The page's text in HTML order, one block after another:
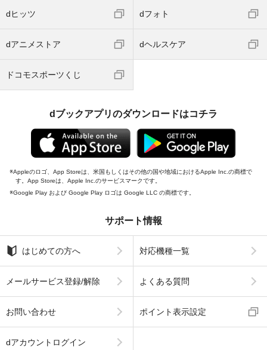
dヒッツ dフォト
dアニメストア dヘルスケア
ドコモスポーツくじ
dブックアプリのダウンロードはコチラ
Appleのロゴ、App Storeは、米国もしくはその他の国や地域におけるApple Inc.の商標で
す。App Storeは、Apple Inc.のサービスマークです。
Google Play および Google Play ロゴは Google LLC の商標です。
サポート情報
はじめての方へ 対応機種一覧
メールサービス登録/解除 よくある質問
お問い合わせ ポイント表示設定
dアカウントログイン